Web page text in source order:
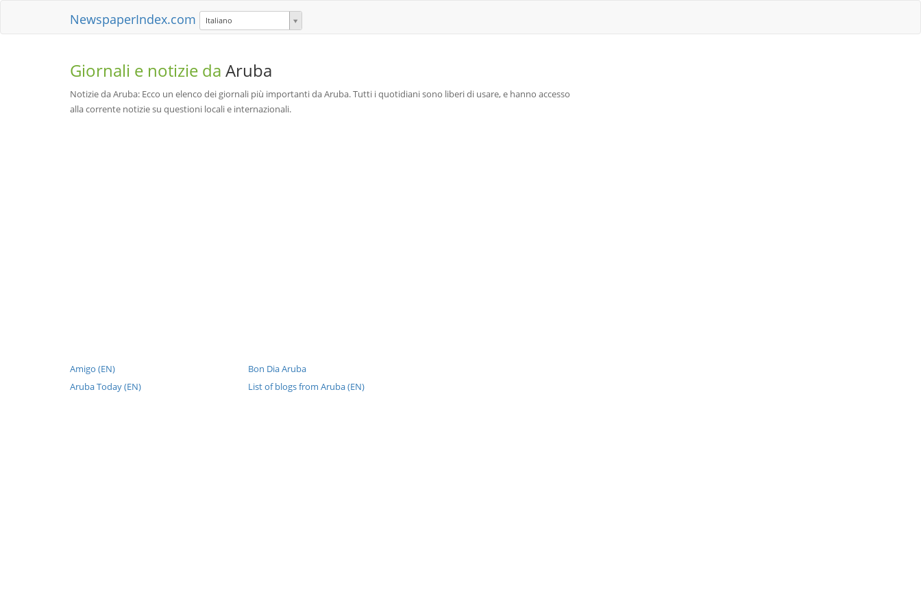
NewspaperIndex.com Italiano
Giornali e notizie da Aruba
Notizie da Aruba: Ecco un elenco dei giornali più importanti da Aruba. Tutti i quotidiani sono liberi di usare, e hanno accesso
alla corrente notizie su questioni locali e internazionali.
Amigo (EN)
Aruba Today (EN)
Bon Dia Aruba
List of blogs from Aruba (EN)